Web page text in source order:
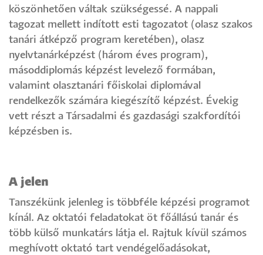
köszönhetően váltak szükségessé. A nappali
tagozat mellett indított esti tagozatot (olasz szakos
tanári átképző program keretében), olasz
nyelvtanárképzést (három éves program),
másoddiplomás képzést levelező formában,
valamint olasztanári főiskolai diplomával
rendelkezők számára kiegészítő képzést. Évekig
vett részt a Társadalmi és gazdasági szakfordítói
képzésben is.
A jelen
Tanszékünk jelenleg is többféle képzési programot
kínál. Az oktatói feladatokat öt főállású tanár és
több külső munkatárs látja el. Rajtuk kívül számos
meghívott oktató tart vendégelőadásokat,